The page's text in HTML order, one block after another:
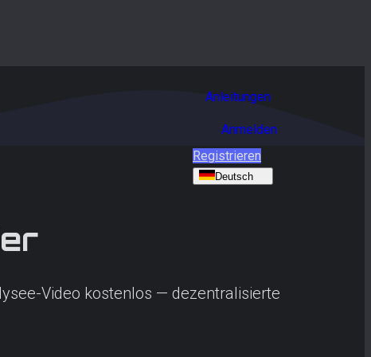
Anleitungen
Anmelden
Registrieren
Deutsch
Video kostenlos — dezentralisierte